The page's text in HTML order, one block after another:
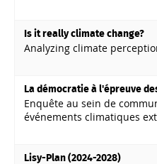
Is it really climate change?
Analyzing climate
La démocratie à l'épreuve
Enquête au sein de
événements climatiques
Lisy-Plan (2024-2028)